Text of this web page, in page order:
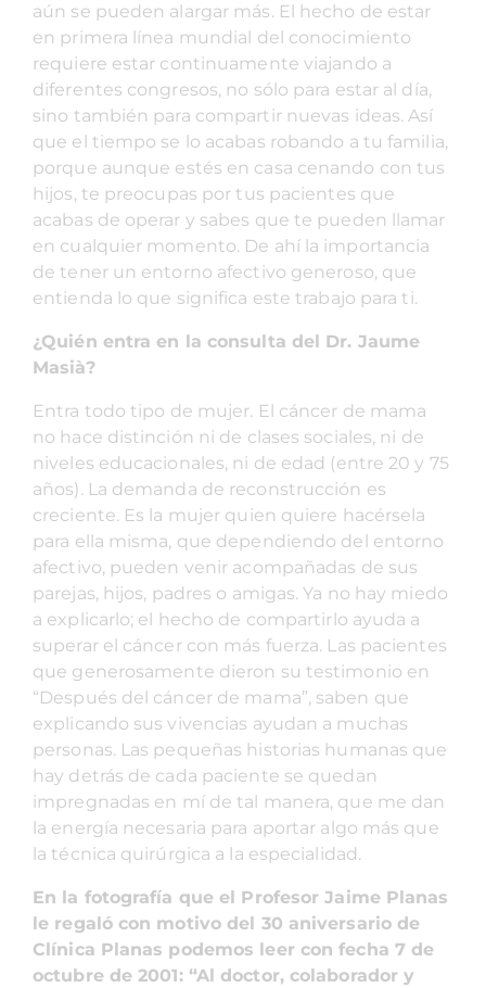
aún se pueden alargar más. El hecho de estar
en primera línea mundial del conocimiento
requiere estar continuamente viajando a
diferentes congresos, no sólo para estar al día,
sino también para compartir nuevas ideas. Así
que el tiempo se lo acabas robando a tu familia,
porque aunque estés en casa cenando con tus
hijos, te preocupas por tus pacientes que
acabas de operar y sabes que te pueden llamar
en cualquier momento. De ahí la importancia
de tener un entorno afectivo generoso, que
entienda lo que significa este trabajo para ti.
¿Quién entra en la consulta del Dr. Jaume
Masià?
Entra todo tipo de mujer. El cáncer de mama
no hace distinción ni de clases sociales, ni de
niveles educacionales, ni de edad (entre 20 y 75
años). La demanda de reconstrucción es
creciente. Es la mujer quien quiere hacérsela
para ella misma, que dependiendo del entorno
afectivo, pueden venir acompañadas de sus
parejas, hijos, padres o amigas. Ya no hay miedo
a explicarlo; el hecho de compartirlo ayuda a
superar el cáncer con más fuerza. Las pacientes
que generosamente dieron su testimonio en
“Después del cáncer de mama”, saben que
explicando sus vivencias ayudan a muchas
personas. Las pequeñas historias humanas que
hay detrás de cada paciente se quedan
impregnadas en mí de tal manera, que me dan
la energía necesaria para aportar algo más que
la técnica quirúrgica a la especialidad.
En la fotografía que el Profesor Jaime Planas
le regaló con motivo del 30 aniversario de
Clínica Planas podemos leer con fecha 7 de
octubre de 2001: “Al doctor, colaborador y